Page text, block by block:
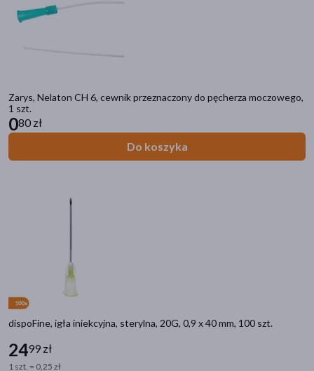
Zarys, Nelaton CH 6, cewnik przeznaczony do pęcherza moczowego,
1 szt.
080 zł
Do koszyka
dispoFine, igła iniekcyjna, sterylna, 20G, 0,9 x 40 mm, 100 szt.
2499 zł
1 szt. = 0,25 zł